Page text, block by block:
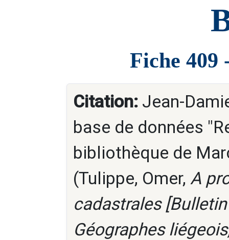
Fiche 409
Citation: Jean-
base de données
bibliothèque de
(Tulippe, Omer, A
cadastrales
Géographes